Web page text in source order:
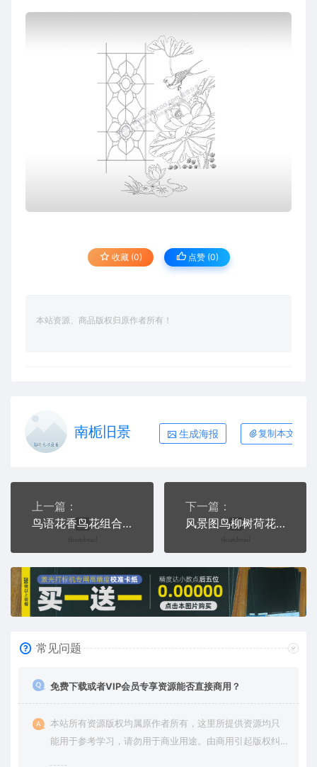
收藏 (0) 点赞 (0)
本站资源、商品版权归原作者所有！
南栀旧景 生成海报 复制本文链接
上一篇：
鸟语花香鸟花组合图PLT格式激光打标文件通用矢量图
下一篇：
风景图鸟柳树荷花组成正反图PLT格式激光打标文件通用矢量图
常见问题
免费下载或者VIP会员专享资源能否直接商用？
本站所有资源版权均属原作者所有，这里所提供资源均只
能用于参考学习，请勿用于商业用途。由商用引起版权纠